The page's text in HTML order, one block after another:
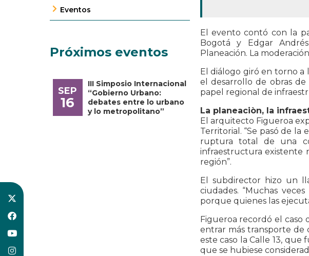
Eventos
Próximos eventos
SEP
16
III Simposio Internacional
“Gobierno Urbano:
debates entre lo urbano
y lo metropolitano”
El evento contó con la
Bogotá y Edgar
Planeación. La
El diálogo giró en torno
el desarrollo de obras
papel regional de
La planeaciòn, la
El arquitecto Figueroa
Territorial. “Se pasó de
ruptura total de una
infraestructura existente
región”.
El subdirector hizo un
ciudades. “Muchas
porque quienes las
Figueroa recordó el caso
entrar más transporte de
este caso la Calle 13,
que se hubiese